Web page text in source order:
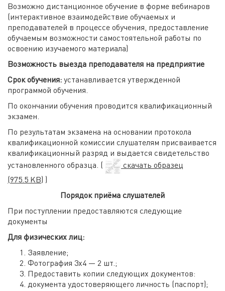
Возможно дистанционное обучение в форме вебинаров
(интерактивное взаимодействие обучаемых и
преподавателей в процессе обучения, предоставление
обучаемым возможности самостоятельной работы по
освоению изучаемого материала)
Возможность выезда преподавателя на предприятие
Срок обучения:устанавливается утвержденной
программой обучения.
По окончании обучения проводится квалификационный
экзамен.
По результатам экзамена на основании протокола
квалификационной комиссии слушателям присваивается
квалификационный разряд и выдается свидетельство
установленного образца. (
скачать образец
(975.5 KB) )
Порядок приёма слушателей
При поступлении предоставляются следующие
документы
Для физических лиц:
Заявление;
Фотография 3х4 — 2 шт.;
Предоставить копии следующих документов:
документа удостоверяющего личность (паспорт);